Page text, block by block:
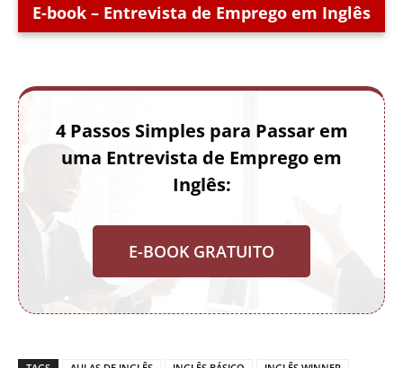
E-book – Entrevista de Emprego em Inglês
4 Passos Simples para Passar em
uma Entrevista de Emprego em
Inglês:
E-BOOK GRATUITO